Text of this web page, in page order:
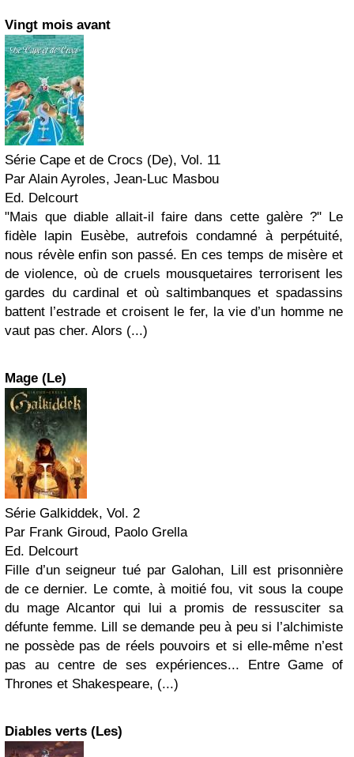
Vingt mois avant
Série Cape et de Crocs (De), Vol. 11
Par Alain Ayroles, Jean-Luc Masbou
Ed. Delcourt
"Mais que diable allait-il faire dans cette galère ?" Le
fidèle lapin Eusèbe, autrefois condamné à perpétuité,
nous révèle enfin son passé. En ces temps de misère et
de violence, où de cruels mousquetaires terrorisent les
gardes du cardinal et où saltimbanques et spadassins
battent l’estrade et croisent le fer, la vie d’un homme ne
vaut pas cher. Alors (...)
Mage (Le)
Série Galkiddek, Vol. 2
Par Frank Giroud, Paolo Grella
Ed. Delcourt
Fille d’un seigneur tué par Galohan, Lill est prisonnière
de ce dernier. Le comte, à moitié fou, vit sous la coupe
du mage Alcantor qui lui a promis de ressusciter sa
défunte femme. Lill se demande peu à peu si l’alchimiste
ne possède pas de réels pouvoirs et si elle-même n’est
pas au centre de ses expériences... Entre Game of
Thrones et Shakespeare, (...)
Diables verts (Les)